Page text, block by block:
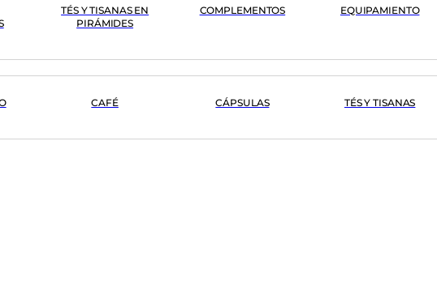
TÉS Y TISANAS EN
PIRÁMIDES
COMPLEMENTOS EQUIPAMIENTO
CAFÉ CÁPSULAS TÉS Y TISANAS